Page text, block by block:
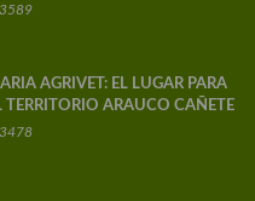
AGRIVET: EL LUGAR PARA
TERRITORIO ARAUCO CAÑETE